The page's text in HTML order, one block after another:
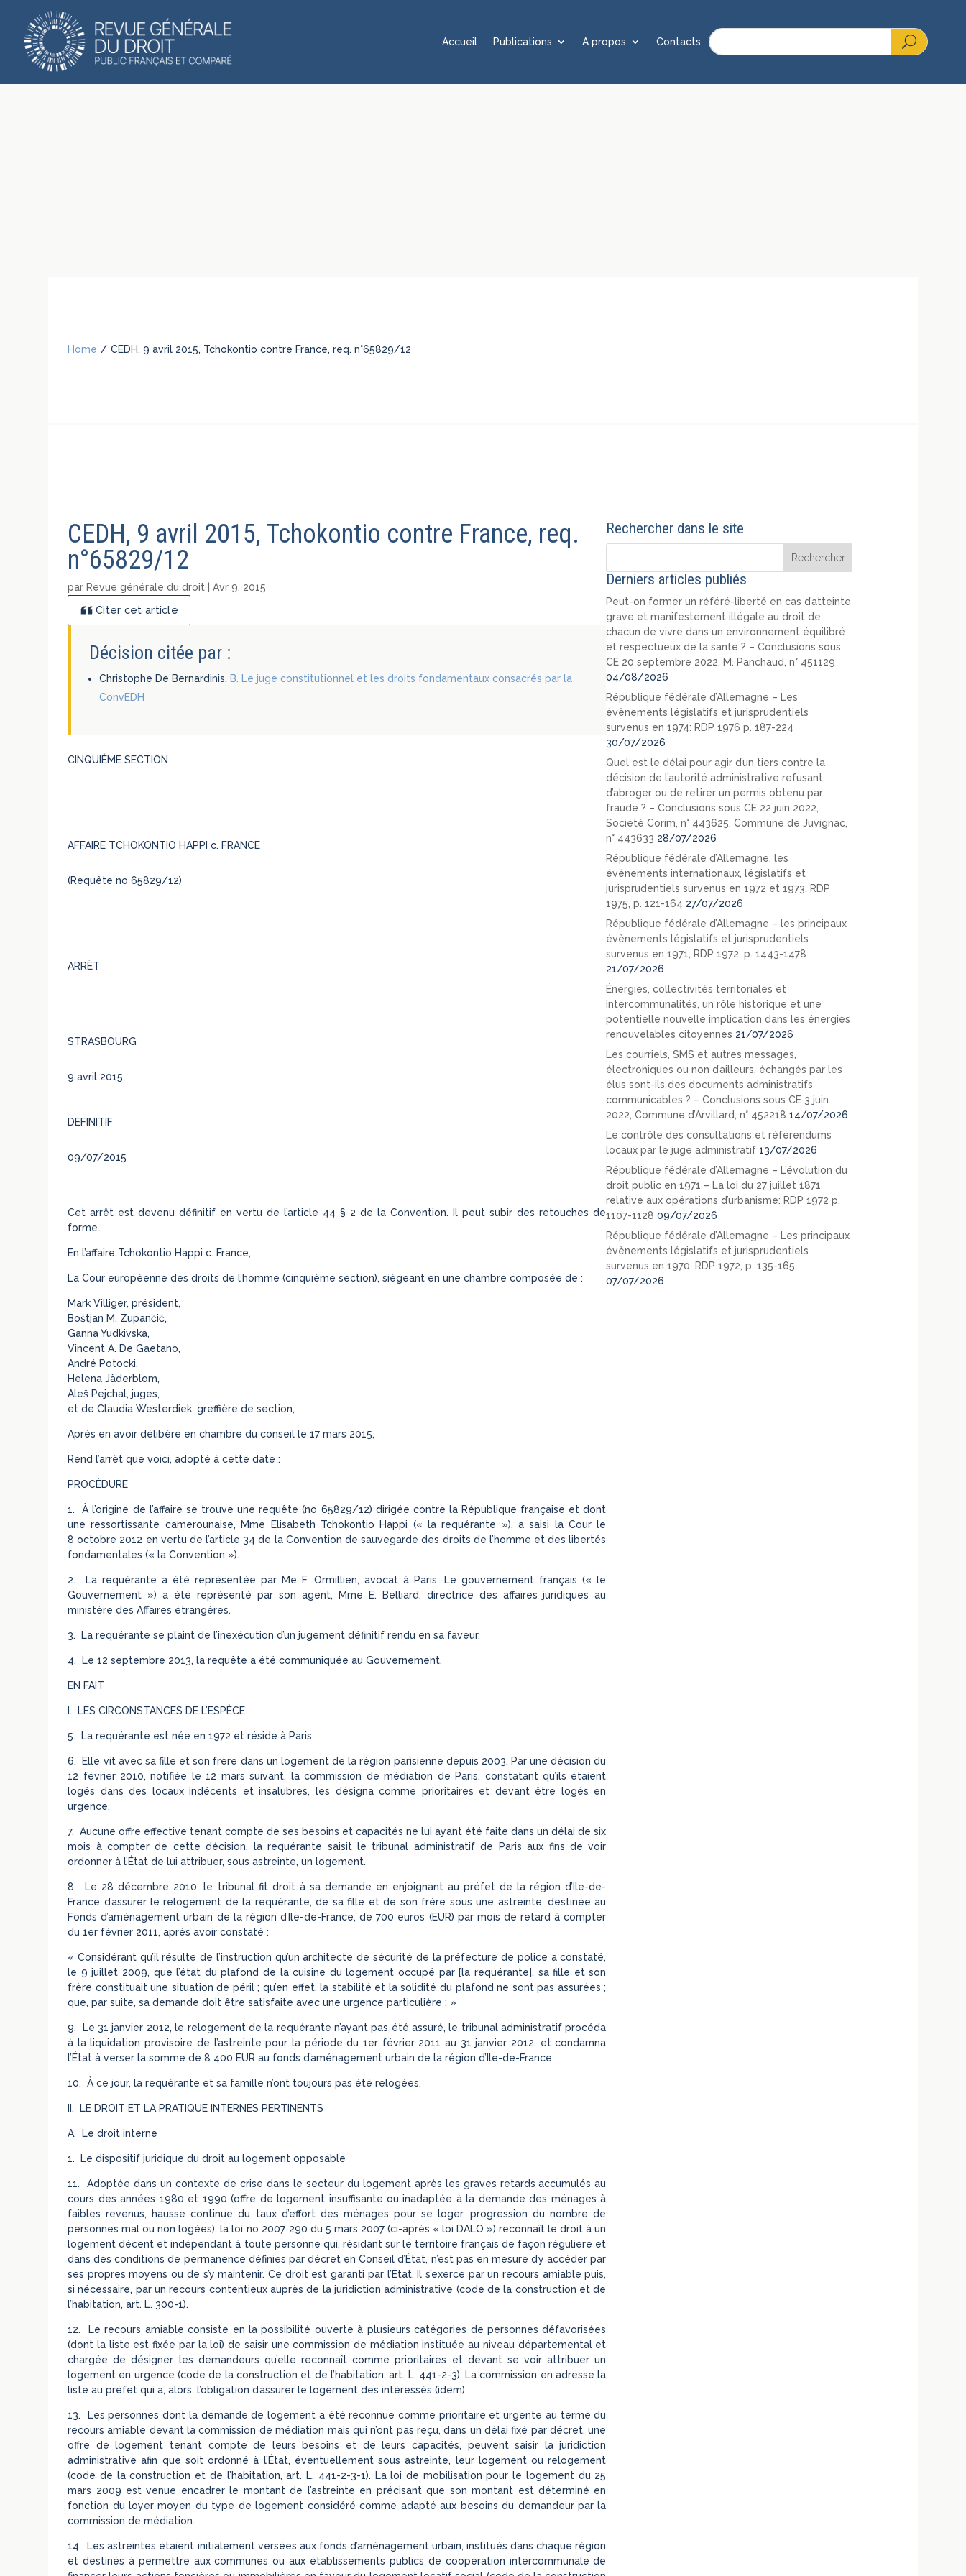
Accueil Publications A propos Contacts
Home / CEDH, 9 avril 2015, Tchokontio contre France, req. n°65829/12
CEDH, 9 avril 2015, Tchokontio contre France, req.
n°65829/12
par Revue générale du droit |Avr 9, 2015
Citer cet article
Décision citée par :
Christophe De Bernardinis,B. Le juge constitutionnel et les droits fondamentaux consacrés par la
ConvEDH
CINQUIÈME SECTION
AFFAIRE TCHOKONTIO HAPPI c. FRANCE
(Requête no 65829/12)
ARRÊT
STRASBOURG
9 avril 2015
DÉFINITIF
09/07/2015
Cet arrêt est devenu définitif en vertu de l’article 44 § 2 de la Convention. Il peut subir des retouches de
forme.
En l’affaire Tchokontio Happi c. France,
La Cour européenne des droits de l’homme (cinquième section), siégeant en une chambre composée de :
Mark Villiger, président,
Boštjan M. Zupančič,
Ganna Yudkivska,
Vincent A. De Gaetano,
André Potocki,
Helena Jäderblom,
Aleš Pejchal, juges,
et de Claudia Westerdiek, greffière de section,
Après en avoir délibéré en chambre du conseil le 17 mars 2015,
Rend l’arrêt que voici, adopté à cette date :
PROCÉDURE
1. À l’origine de l’affaire se trouve une requête (no 65829/12) dirigée contre la République française et dont
une ressortissante camerounaise, Mme Elisabeth Tchokontio Happi (« la requérante »), a saisi la Cour le
8 octobre 2012 en vertu de l’article 34 de la Convention de sauvegarde des droits de l’homme et des libertés
fondamentales (« la Convention »).
2. La requérante a été représentée par Me F. Ormillien, avocat à Paris. Le gouvernement français (« le
Gouvernement ») a été représenté par son agent, Mme E. Belliard, directrice des affaires juridiques au
ministère des Affaires étrangères.
3. La requérante se plaint de l’inexécution d’un jugement définitif rendu en sa faveur.
4. Le 12 septembre 2013, la requête a été communiquée au Gouvernement.
EN FAIT
I. LES CIRCONSTANCES DE L’ESPÈCE
5. La requérante est née en 1972 et réside à Paris.
6. Elle vit avec sa fille et son frère dans un logement de la région parisienne depuis 2003. Par une décision du
12 février 2010, notifiée le 12 mars suivant, la commission de médiation de Paris, constatant qu’ils étaient
logés dans des locaux indécents et insalubres, les désigna comme prioritaires et devant être logés en
urgence.
7. Aucune offre effective tenant compte de ses besoins et capacités ne lui ayant été faite dans un délai de six
mois à compter de cette décision, la requérante saisit le tribunal administratif de Paris aux fins de voir
ordonner à l’État de lui attribuer, sous astreinte, un logement.
8. Le 28 décembre 2010, le tribunal fit droit à sa demande en enjoignant au préfet de la région d’Ile-de-
France d’assurer le relogement de la requérante, de sa fille et de son frère sous une astreinte, destinée au
Fonds d’aménagement urbain de la région d’Ile-de-France, de 700 euros (EUR) par mois de retard à compter
du 1er février 2011, après avoir constaté :
« Considérant qu’il résulte de l’instruction qu’un architecte de sécurité de la préfecture de police a constaté,
le 9 juillet 2009, que l’état du plafond de la cuisine du logement occupé par [la requérante], sa fille et son
frère constituait une situation de péril ; qu’en effet, la stabilité et la solidité du plafond ne sont pas assurées ;
que, par suite, sa demande doit être satisfaite avec une urgence particulière ; »
9. Le 31 janvier 2012, le relogement de la requérante n’ayant pas été assuré, le tribunal administratif procéda
à la liquidation provisoire de l’astreinte pour la période du 1er février 2011 au 31 janvier 2012, et condamna
l’État à verser la somme de 8 400 EUR au fonds d’aménagement urbain de la région d’Ile-de-France.
10. À ce jour, la requérante et sa famille n’ont toujours pas été relogées.
II. LE DROIT ET LA PRATIQUE INTERNES PERTINENTS
A. Le droit interne
1. Le dispositif juridique du droit au logement opposable
11. Adoptée dans un contexte de crise dans le secteur du logement après les graves retards accumulés au
cours des années 1980 et 1990 (offre de logement insuffisante ou inadaptée à la demande des ménages à
faibles revenus, hausse continue du taux d’effort des ménages pour se loger, progression du nombre de
personnes mal ou non logées), la loi no 2007‑290 du 5 mars 2007 (ci-après « loi DALO ») reconnaît le droit à un
logement décent et indépendant à toute personne qui, résidant sur le territoire français de façon régulière et
dans des conditions de permanence définies par décret en Conseil d’État, n’est pas en mesure d’y accéder par
ses propres moyens ou de s’y maintenir. Ce droit est garanti par l’État. Il s’exerce par un recours amiable puis,
si nécessaire, par un recours contentieux auprès de la juridiction administrative (code de la construction et de
l’habitation, art. L. 300-1).
12. Le recours amiable consiste en la possibilité ouverte à plusieurs catégories de personnes défavorisées
(dont la liste est fixée par la loi) de saisir une commission de médiation instituée au niveau départemental et
chargée de désigner les demandeurs qu’elle reconnaît comme prioritaires et devant se voir attribuer un
logement en urgence (code de la construction et de l’habitation, art. L. 441-2-3). La commission en adresse la
liste au préfet qui a, alors, l’obligation d’assurer le logement des intéressés (idem).
13. Les personnes dont la demande de logement a été reconnue comme prioritaire et urgente au terme du
recours amiable devant la commission de médiation mais qui n’ont pas reçu, dans un délai fixé par décret, une
offre de logement tenant compte de leurs besoins et de leurs capacités, peuvent saisir la juridiction
administrative afin que soit ordonné à l’État, éventuellement sous astreinte, leur logement ou relogement
(code de la construction et de l’habitation, art. L. 441-2-3-1). La loi de mobilisation pour le logement du 25
mars 2009 est venue encadrer le montant de l’astreinte en précisant que son montant est déterminé en
fonction du loyer moyen du type de logement considéré comme adapté aux besoins du demandeur par la
commission de médiation.
14. Les astreintes étaient initialement versées aux fonds d’aménagement urbain, institués dans chaque région
et destinés à permettre aux communes ou aux établissements publics de coopération intercommunale de
Rechercher dans le site
Derniers articles publiés
Peut-on former un référé-liberté en cas d’atteinte
grave et manifestement illégale au droit de
chacun de vivre dans un environnement équilibré
et respectueux de la santé ? – Conclusions sous
CE 20 septembre 2022, M. Panchaud, n° 451129
04/08/2026
République fédérale d’Allemagne – Les
évènements législatifs et jurisprudentiels
survenus en 1974: RDP 1976 p. 187-224
30/07/2026
Quel est le délai pour agir d’un tiers contre la
décision de l’autorité administrative refusant
d’abroger ou de retirer un permis obtenu par
fraude ? – Conclusions sous CE 22 juin 2022,
Société Corim, n° 443625, Commune de Juvignac,
n° 443633 28/07/2026
République fédérale d’Allemagne, les
événements internationaux, législatifs et
jurisprudentiels survenus en 1972 et 1973, RDP
1975, p. 121-164 27/07/2026
République fédérale d’Allemagne – les principaux
évènements législatifs et jurisprudentiels
survenus en 1971, RDP 1972, p. 1443-1478
21/07/2026
Énergies, collectivités territoriales et
intercommunalités, un rôle historique et une
potentielle nouvelle implication dans les énergies
renouvelables citoyennes 21/07/2026
Les courriels, SMS et autres messages,
électroniques ou non d’ailleurs, échangés par les
élus sont-ils des documents administratifs
communicables ? – Conclusions sous CE 3 juin
2022, Commune d’Arvillard, n° 452218 14/07/2026
Le contrôle des consultations et référendums
locaux par le juge administratif 13/07/2026
République fédérale d’Allemagne – L’évolution du
droit public en 1971 – La loi du 27 juillet 1871
relative aux opérations d’urbanisme: RDP 1972 p.
1107-1128 09/07/2026
République fédérale d’Allemagne – Les principaux
évènements législatifs et jurisprudentiels
survenus en 1970: RDP 1972, p. 135-165
07/07/2026